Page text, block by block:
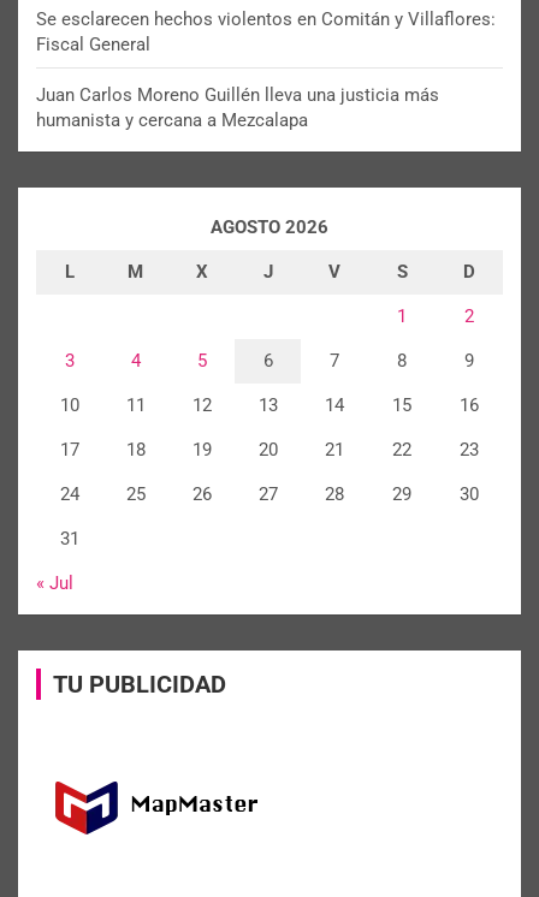
Se esclarecen hechos violentos en Comitán y Villaflores:
Fiscal General
Juan Carlos Moreno Guillén lleva una justicia más
humanista y cercana a Mezcalapa
AGOSTO 2026
L M X J V S D
1 2
3 4 5 6 7 8 9
10 11 12 13 14 15 16
17 18 19 20 21 22 23
24 25 26 27 28 29 30
31
« Jul
TU PUBLICIDAD